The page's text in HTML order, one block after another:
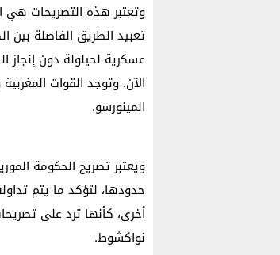
وتعتبر هذه التصريحات هي
تعبيد الطريق الفاصلة بين
عسكرية لحيلولة دون
المينورسو.
ويعتبر تصريح الحكومة
حدودها، لتؤكد ما يتم
أخرى، كأنها ترد على
نواكشوط.